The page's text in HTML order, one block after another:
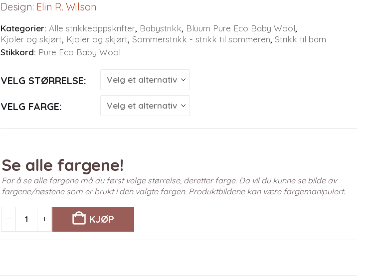
Design: Elin R. Wilson
Kategorier: Alle strikkeoppskrifter, Babystrikk, Bluum Pure Eco Baby Wool,
Kjoler og skjørt, Kjoler og skjørt, Sommerstrikk - strikk til sommeren, Strikk til barn
Stikkord: Pure Eco Baby Wool
VELG STØRRELSE
VELG FARGE
Se alle fargene!
For å se alle fargene må du først velge størrelse, deretter farge. Da vil du kunne se bilde av
fargene/nøstene som er brukt i den valgte fargen. Produktbildene kan være fargemanipulert.
KJØP